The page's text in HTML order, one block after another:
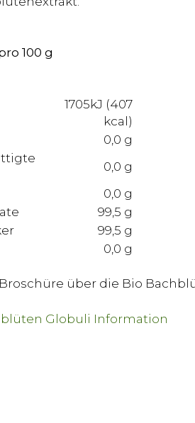
100 g
1705kJ (407
kcal)
0,0 g
0,0 g
0,0 g
99,5 g
99,5 g
0,0 g
über die Bio